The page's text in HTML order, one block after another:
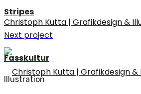
Christoph Kutta | Grafikdesign &
Stripes
Next project
Fasskultur
Illustration